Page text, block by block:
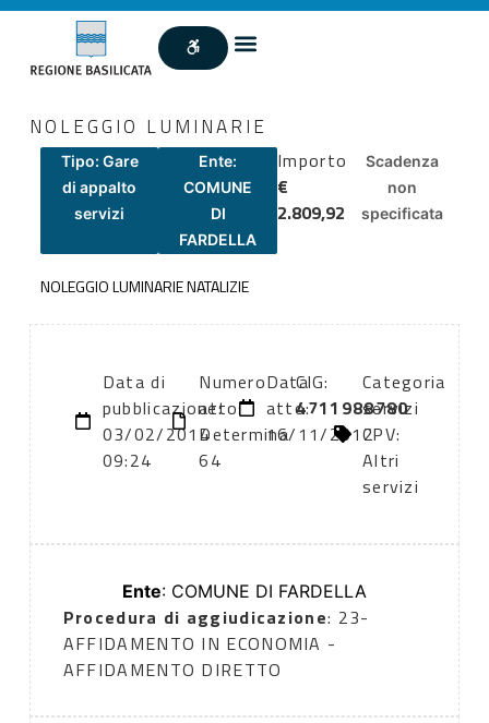
NOLEGGIO LUMINARIE
Tipo: Gare
di appalto
servizi
Ente:
COMUNE
DI
FARDELLA
Importo
€
2.809,92
Scadenza
non
specificata
NOLEGGIO LUMINARIE NATALIZIE
Data di
pubblicazione:
03/02/2014
09:24
Numero
atto:
Determina
64
Data
atto:
16/11/2012
CIG:
4711988780
Categoria
servizi
CPV:
Altri
servizi
Ente: COMUNE DI FARDELLA
Procedura di aggiudicazione: 23-
AFFIDAMENTO IN ECONOMIA -
AFFIDAMENTO DIRETTO